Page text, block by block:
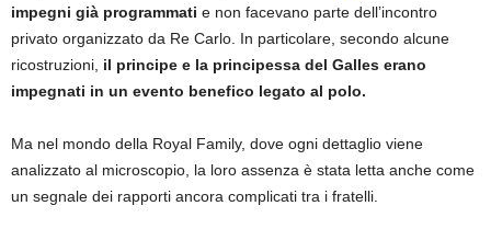
impegni già programmati e non facevano parte dell’incontro
privato organizzato da Re Carlo. In particolare, secondo alcune
ricostruzioni, il principe e la principessa del Galles erano
impegnati in un evento benefico legato al polo.
Ma nel mondo della Royal Family, dove ogni dettaglio viene
analizzato al microscopio, la loro assenza è stata letta anche come
un segnale dei rapporti ancora complicati tra i fratelli.